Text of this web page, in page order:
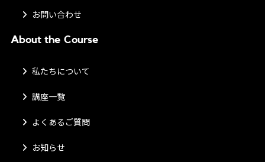
お問い合わせ
About the Course
私たちについて
講座一覧
よくあるご質問
お知らせ